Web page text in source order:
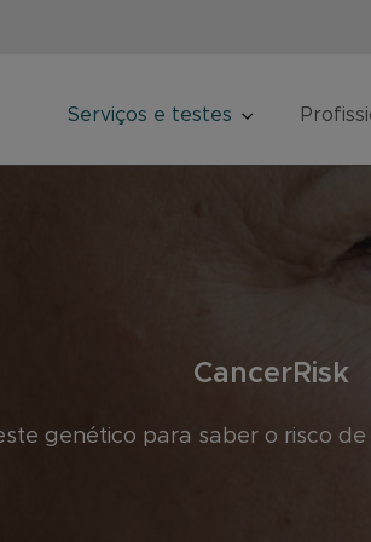
Serviços e testes
CancerRisk
genético para saber o risco